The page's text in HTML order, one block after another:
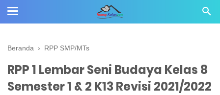
Beranda › RPP SMP/MTs
RPP 1 Lembar Seni Budaya Kelas 8
Semester 1 & 2 K13 Revisi 2021/2022